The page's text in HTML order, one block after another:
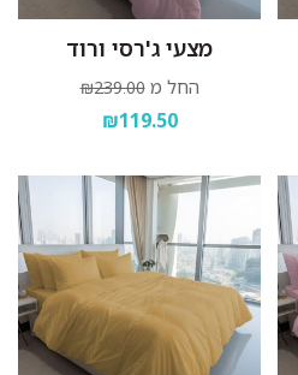
מצעי ג'רסי ורוד
החל מ ₪239.00
₪119.50